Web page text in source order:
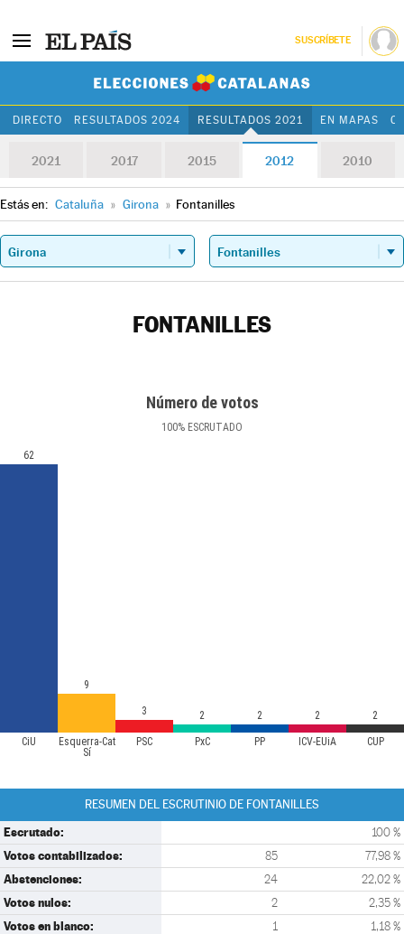
SUSCRÍBETE
DIRECTO RESULTADOS 2024 RESULTADOS 2021 EN MAPAS
2021 2017 2015 2012 2010
Estás en: Cataluña » Girona » Fontanilles
FONTANILLES
Número de votos
100% ESCRUTADO
CiU
Esquerra-Cat
Sí
PSC PxC PP ICV-EUiA CUP
62
9
3 2 2 2 2
RESUMEN DEL ESCRUTINIO DE FONTANILLES
Escrutado: 100 %
Votos contabilizados: 85 77,98 %
Abstenciones: 24 22,02 %
Votos nulos: 2 2,35 %
Votos en blanco: 1 1,18 %